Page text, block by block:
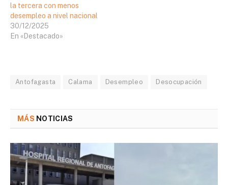
la tercera con menos
desempleo a nivel nacional
30/12/2025
En «Destacado»
Antofagasta Calama Desempleo Desocupación
MÁS NOTICIAS